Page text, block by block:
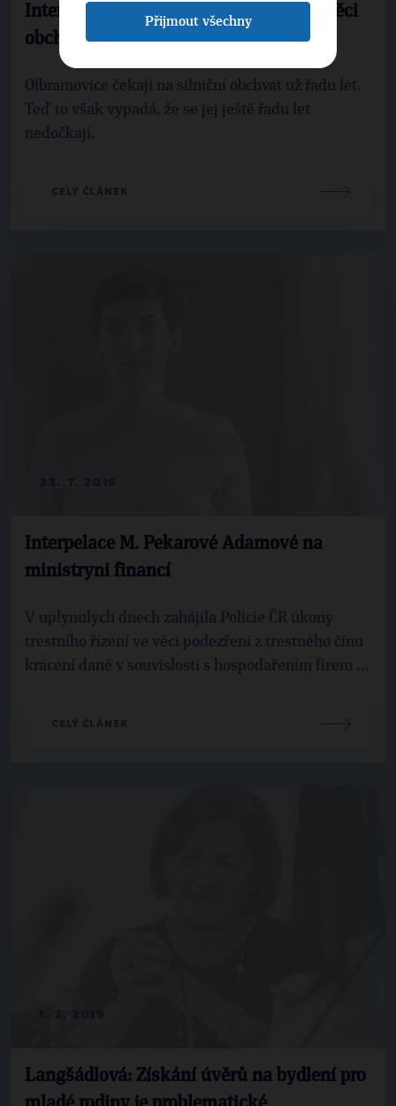
Interpelace M. Pekarové Adamové ve věci
obchvatu Olbramovic
Olbramovice čekají na silniční obchvat už řadu let.
Teď to však vypadá, že se jej ještě řadu let
nedočkají.
CELÝ ČLÁNEK
Interpelace M. Pekarové Adamové na
ministryni financí
V uplynulých dnech zahájila Policie ČR úkony
trestního řízení ve věci podezření z trestného činu
krácení daně v souvislosti s hospodařením firem ...
CELÝ ČLÁNEK
Langšádlová: Získání úvěrů na bydlení pro
Přijmout všechny